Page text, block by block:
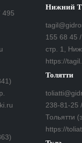
495
Нижний
155 68 45
стр. 1,
https://
Толятти
238-81-25
Тольятти
https://